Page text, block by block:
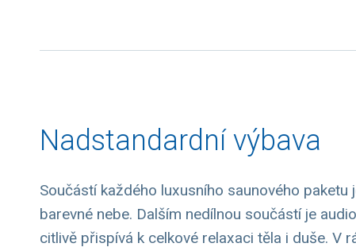
Nadstandardní výbava
Součástí každého luxusního saunového
barevné nebe. Dalším nedílnou součástí je
citlivě přispívá k celkové relaxaci těla i duše. V